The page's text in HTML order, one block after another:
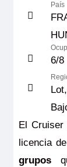
País
6/8
El Cruiser
licencia de
grupos